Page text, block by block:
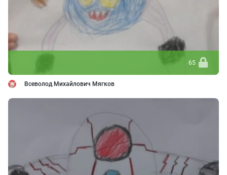
65
Всеволод Михайлович Мягков